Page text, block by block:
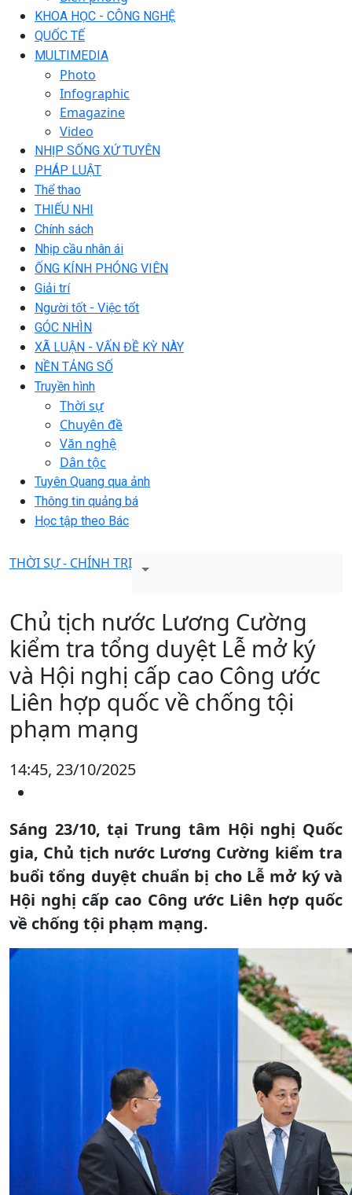
KHOA HỌC - CÔNG NGHỆ
QUỐC TẾ
MULTIMEDIA
Photo
Infographic
Emagazine
Video
NHỊP SỐNG XỨ TUYÊN
PHÁP LUẬT
Thể thao
THIẾU NHI
Chính sách
Nhịp cầu nhân ái
ỐNG KÍNH PHÓNG VIÊN
Giải trí
Người tốt - Việc tốt
GÓC NHÌN
XÃ LUẬN - VẤN ĐỀ KỲ NÀY
NỀN TẢNG SỐ
Truyền hình
Thời sự
Chuyên đề
Văn nghệ
Dân tộc
Tuyên Quang qua ảnh
Thông tin quảng bá
Học tập theo Bác
THỜI SỰ - CHÍNH TRỊ
Chủ tịch nước Lương Cường
kiểm tra tổng duyệt Lễ mở ký
và Hội nghị cấp cao Công ước
Liên hợp quốc về chống tội
phạm mạng
14:45, 23/10/2025
Sáng 23/10, tại Trung tâm Hội nghị Quốc
gia, Chủ tịch nước Lương Cường kiểm tra
buổi tổng duyệt chuẩn bị cho Lễ mở ký và
Hội nghị cấp cao Công ước Liên hợp quốc
về chống tội phạm mạng.